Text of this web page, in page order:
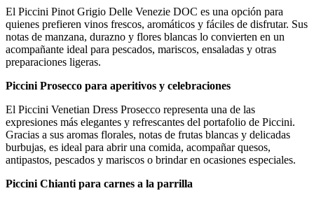
El Piccini Pinot Grigio Delle Venezie DOC es una opción para
quienes prefieren vinos frescos, aromáticos y fáciles de disfrutar. Sus
notas de manzana, durazno y flores blancas lo convierten en un
acompañante ideal para pescados, mariscos, ensaladas y otras
preparaciones ligeras.
Piccini Prosecco para aperitivos y celebraciones
El Piccini Venetian Dress Prosecco representa una de las
expresiones más elegantes y refrescantes del portafolio de Piccini.
Gracias a sus aromas florales, notas de frutas blancas y delicadas
burbujas, es ideal para abrir una comida, acompañar quesos,
antipastos, pescados y mariscos o brindar en ocasiones especiales.
Piccini Chianti para carnes a la parrilla